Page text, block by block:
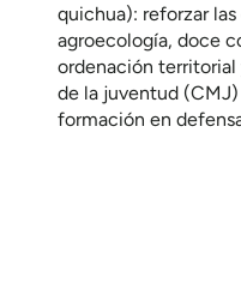
quichua): reforzar
agroecología, doce
ordenación
de la juventud
formación en